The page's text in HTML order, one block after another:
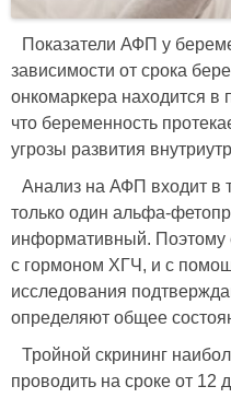
Показатели АФП у
зависимости от срока
онкомаркера находится в
что беременность
угрозы развития
Анализ на АФП входит в
только один альфа-
информативный. Поэтому
с гормоном ХГЧ, и с
исследования
определяют общее
Тройной скрининг
проводить на сроке от 12